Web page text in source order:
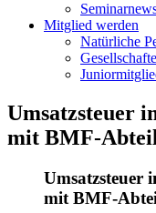
Mitglied werden
Natürliche
Umsatzsteuer
mit BMF-
Umsatzsteuer
mit BMF-